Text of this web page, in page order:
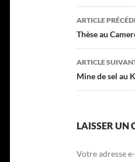
des
articles
ARTICLE
Thèse au
ARTICLE
Mine de sel au
LAISSER UN
Votre adresse